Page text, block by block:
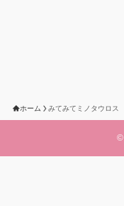
ホーム みてみてミノタウロス
©